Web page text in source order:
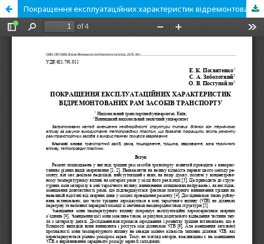
Покращення експлуатаційних характеристик відремонтованих рам засобів транспорту